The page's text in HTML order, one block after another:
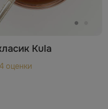
Kula
4 оценки